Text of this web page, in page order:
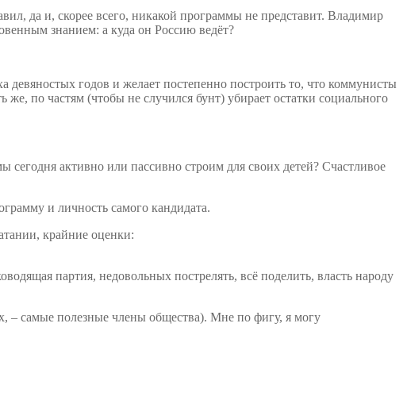
да и, скорее всего, никакой программы не представит. Владимир
знанием: а куда он Россию ведёт?
годов и желает постепенно построить то, что коммунисты
по частям (чтобы не случился бунт) убирает остатки социального
сегодня активно или пассивно строим для своих детей? Счастливое
и личность самого кандидата.
крайние оценки:
партия, недовольных пострелять, всё поделить, власть народу
– самые полезные члены общества). Мне по фигу, я могу